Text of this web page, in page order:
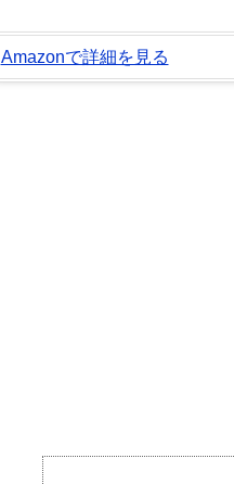
Amazonで詳細を見る